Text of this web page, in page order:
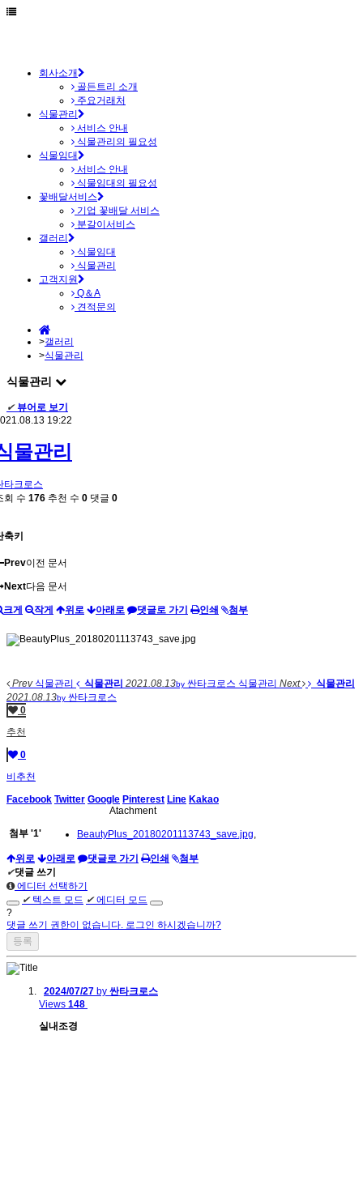
회사소개
골든트리 소개
주요거래처
식물관리
서비스 안내
식물관리의 필요성
식물임대
서비스 안내
식물임대의 필요성
꽃배달서비스
기업 꽃배달 서비스
분갈이서비스
갤러리
식물임대
식물관리
고객지원
Q＆A
견적문의
>갤러리
>식물관리
식물관리
✔ 뷰어로 보기
19:22
물관리
타크로스
회 수 176 추천 수 0 댓글 0
축키
Prev이전 문서
Next다음 문서
크게 작게 위로 아래로 댓글로 가기 인쇄 첨부
Prev식물관리 식물관리 2021.08.13by 싼타크로스 식물관리 Next
식물관리
2021.08.13by 싼타크로스
0
추천
0
비추천
Facebook Twitter Google Pinterest Line Kakao
Atachment
첨부 '1' BeautyPlus_20180201113743_save.jpg,
위로 아래로 댓글로 가기 인쇄
첨부
✔댓글 쓰기
에디터 선택하기
✔ 텍스트 모드 ✔에디터 모드
?
댓글 쓰기 권한이 없습니다. 로그인 하시겠습니까?
2024/07/27 by 싼타크로스
Views 148
실내조경